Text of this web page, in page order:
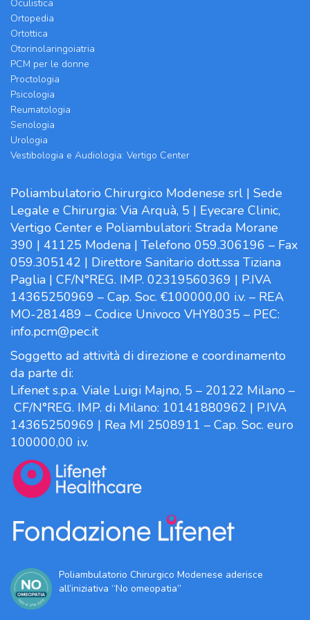
Oculistica
Ortopedia
Ortottica
Otorinolaringoiatria
PCM per le donne
Proctologia
Psicologia
Reumatologia
Senologia
Urologia
Vestibologia e Audiologia: Vertigo Center
Poliambulatorio Chirurgico Modenese srl | Sede
Legale e Chirurgia: Via Arquà, 5 | Eyecare Clinic,
Vertigo Center e Poliambulatori: Strada Morane
390 | 41125 Modena | Telefono 059.306196 – Fax
059.305142 | Direttore Sanitario dott.ssa Tiziana
Paglia | CF/N°REG. IMP. 02319560369 | P.IVA
14365250969 – Cap. Soc. €100000,00 i.v. – REA
MO-281489 – Codice Univoco VHY8035 – PEC:
info.pcm@pec.it
Soggetto ad attività di direzione e coordinamento
da parte di:
Lifenet s.p.a. Viale Luigi Majno, 5 – 20122 Milano –
CF/N°REG. IMP. di Milano: 10141880962 | P.IVA
14365250969 | Rea MI 2508911 – Cap. Soc. euro
100000,00 i.v.
Poliambulatorio Chirurgico Modenese aderisce
all’iniziativa “No omeopatia”